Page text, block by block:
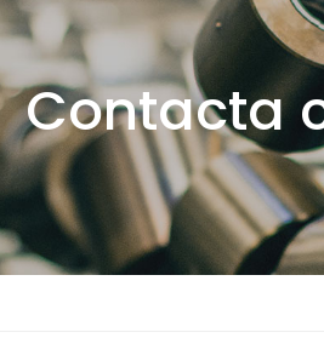
Contacta